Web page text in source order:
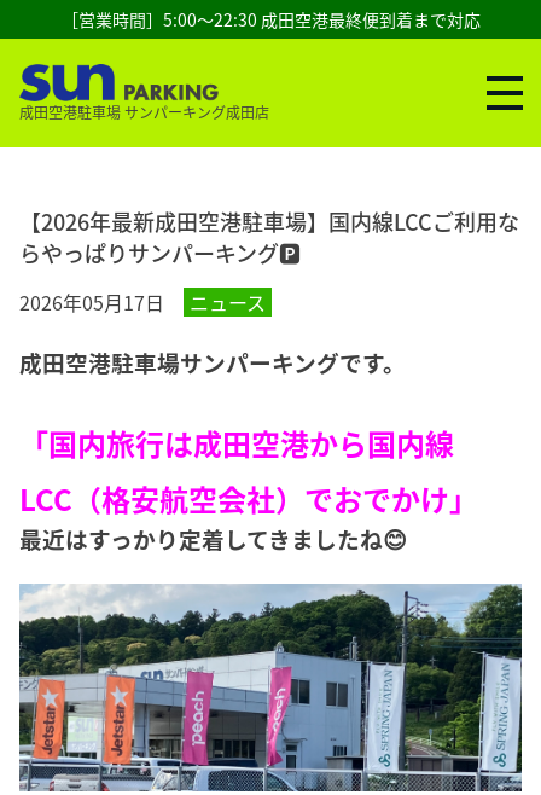
成田空港駐車場 サンパーキング成田店
［営業時間］5:00～22:30 成田空港最終便到着まで対応
【2026年最新成田空港駐車場】国内線LCCご利用な
らやっぱりサンパーキング🅿️
2026年05月17日 ニュース
成田空港駐車場サンパーキングです。
「国内旅行は成田空港から国内線
LCC（格安航空会社）でおでかけ」
最近はすっかり定着してきましたね😊